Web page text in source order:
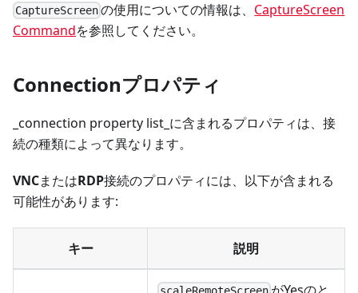
CaptureScreen の使用についての情報は、 CaptureScreen
Commandを参照してください。
Connectionプロパティ
_connection property list_に含まれるプロパティは、接
続の種類によって異なります。
VNCまたはRDP接続のプロパティには、以下が含まれる
可能性があります:
キー 説明